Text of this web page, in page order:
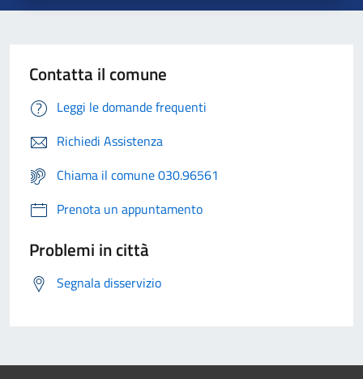
Contatta il comune
Leggi le domande frequenti
Richiedi Assistenza
Chiama il comune 030.96561
Prenota un appuntamento
Problemi in città
Segnala disservizio